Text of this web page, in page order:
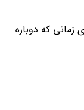
زمانی که دوباره